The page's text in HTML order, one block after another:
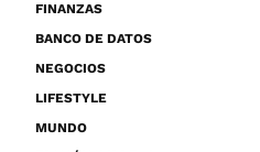
FINANZAS
BANCO DE DATOS
NEGOCIOS
LIFESTYLE
MUNDO